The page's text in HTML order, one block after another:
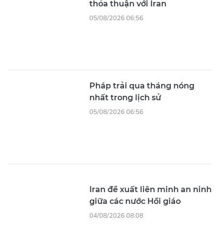
thỏa thuận với Iran
05/08/2026 06:56
Pháp trải qua tháng nóng
nhất trong lịch sử
05/08/2026 06:56
Iran đề xuất liên minh an ninh
giữa các nước Hồi giáo
04/08/2026 08:08